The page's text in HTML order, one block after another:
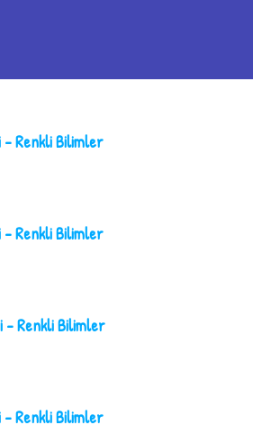
– Renkli Bilimler
– Renkli Bilimler
– Renkli Bilimler
– Renkli Bilimler